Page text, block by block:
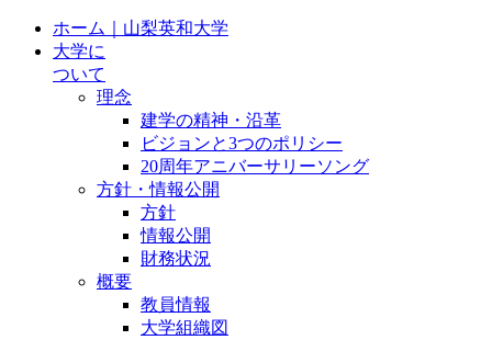
ホーム｜山梨英和大学
大学に
ついて
理念
建学の精神・沿革
ビジョンと3つのポリシー
20周年アニバーサリーソング
方針・情報公開
方針
情報公開
財務状況
概要
教員情報
大学組織図